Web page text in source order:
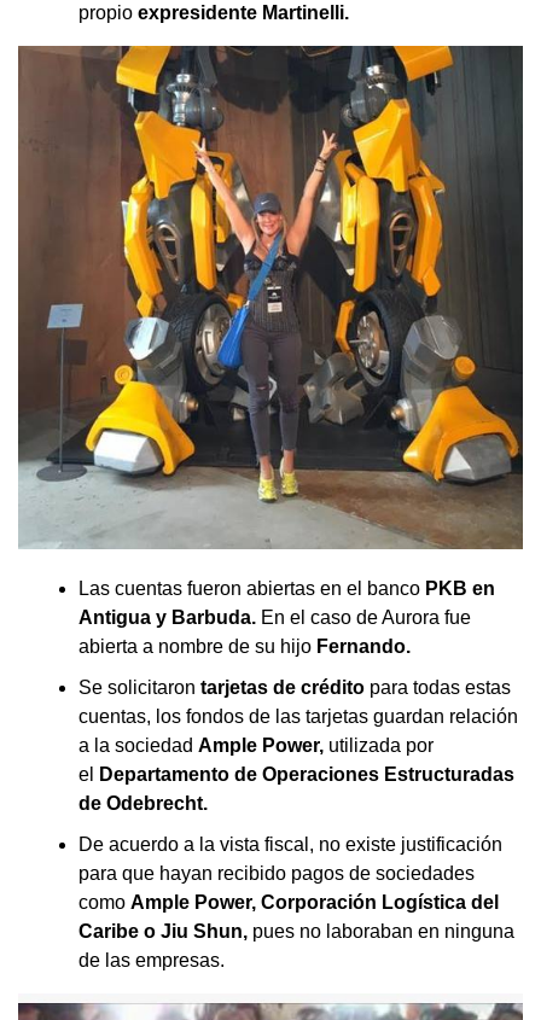
propio expresidente Martinelli.
Las cuentas fueron abiertas en el banco PKB en
Antigua y Barbuda. En el caso de Aurora fue
abierta a nombre de su hijo Fernando.
Se solicitaron tarjetas de crédito para todas estas
cuentas, los fondos de las tarjetas guardan relación
a la sociedad Ample Power, utilizada por
el
Departamento de Operaciones Estructuradas
de Odebrecht.
De acuerdo a la vista fiscal, no existe justificación
para que hayan recibido pagos de sociedades
como Ample Power, Corporación Logística del
Caribe o Jiu Shun, pues no laboraban en ninguna
de las empresas.